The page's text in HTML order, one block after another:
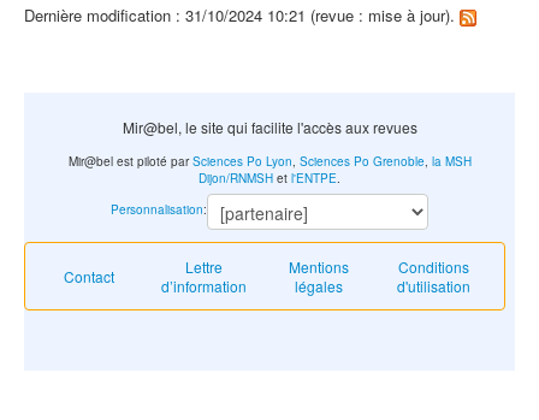
Dernière modification : 31/10/2024 10:21 (revue : mise à jour).
Mir@bel, le site qui facilite l'accès aux revues
Contact
Lettre
d’information
Mentions
légales
Conditions
d'utilisation
Mir@bel est piloté parSciences Po Lyon, Sciences Po Grenoble, la MSH
Dijon/RNMSH et l'ENTPE.
Personnalisation: